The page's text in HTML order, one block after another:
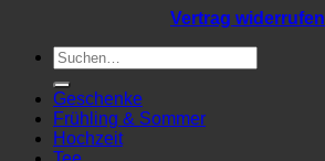
Vertrag widerrufen
Suchen
nach:
Geschenke
Frühling & Sommer
Hochzeit